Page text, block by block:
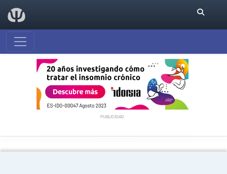
PUBLICIDAD